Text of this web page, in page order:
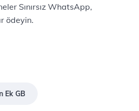
Sınırsız WhatsApp,
ödeyin.
Ek GB